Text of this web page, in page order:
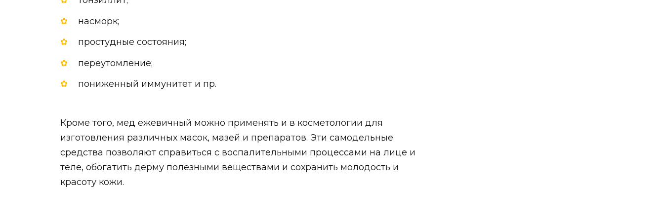
насморк;
простудные состояния;
переутомление;
пониженный иммунитет и пр.
Кроме того, мед ежевичный можно применять и в косметологии для
изготовления различных масок, мазей и препаратов. Эти самодельные
средства позволяют справиться с воспалительными процессами на лице и
теле, обогатить дерму полезными веществами и сохранить молодость и
красоту кожи.